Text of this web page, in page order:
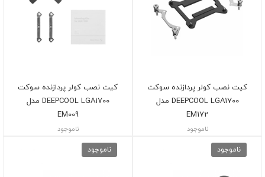
کیت نصب کولر پردازنده سوکت
DEEPCOOL LGA1700 مدل
EM172
ناموجود
کیت نصب کولر پردازنده سوکت
DEEPCOOL LGA1700 مدل
EM009
ناموجود
ناموجود ناموجود